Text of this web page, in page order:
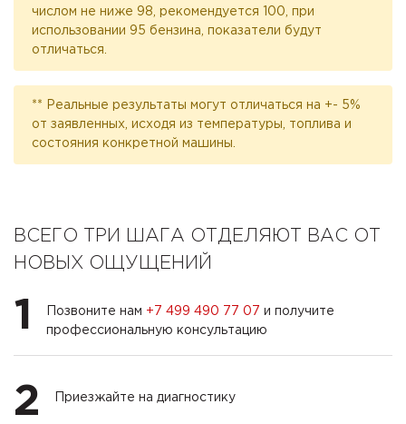
числом не ниже 98, рекомендуется 100, при
использовании 95 бензина, показатели будут
отличаться.
** Реальные результаты могут отличаться на +- 5%
от заявленных, исходя из температуры, топлива и
состояния конкретной машины.
ВСЕГО ТРИ ШАГА ОТДЕЛЯЮТ ВАС ОТ
НОВЫХ ОЩУЩЕНИЙ
1 Позвоните нам +7 499 490 77 07 и получите
профессиональную консультацию
2 Приезжайте на диагностику